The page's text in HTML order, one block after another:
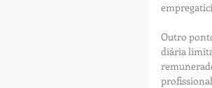
Outro
diária